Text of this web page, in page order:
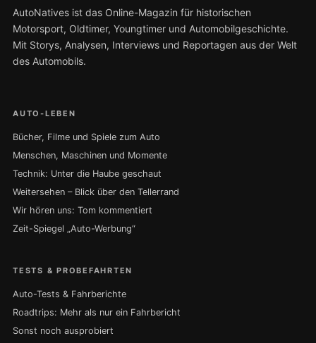
AutoNatives ist das Online-Magazin für historischen
Motorsport, Oldtimer, Youngtimer und Automobilgeschichte.
Mit Storys, Analysen, Interviews und Reportagen aus der Welt
des Automobils.
AUTO-LEBEN
Bücher, Filme und Spiele zum Auto
Menschen, Maschinen und Momente
Technik: Unter die Haube geschaut
Weitersehen – Blick über den Tellerrand
Wir hören uns: Tom kommentiert
Zeit-Spiegel „Auto-Werbung“
TESTS & PROBEFAHRTEN
Auto-Tests & Fahrberichte
Roadtrips: Mehr als nur ein Fahrbericht
Sonst noch ausprobiert